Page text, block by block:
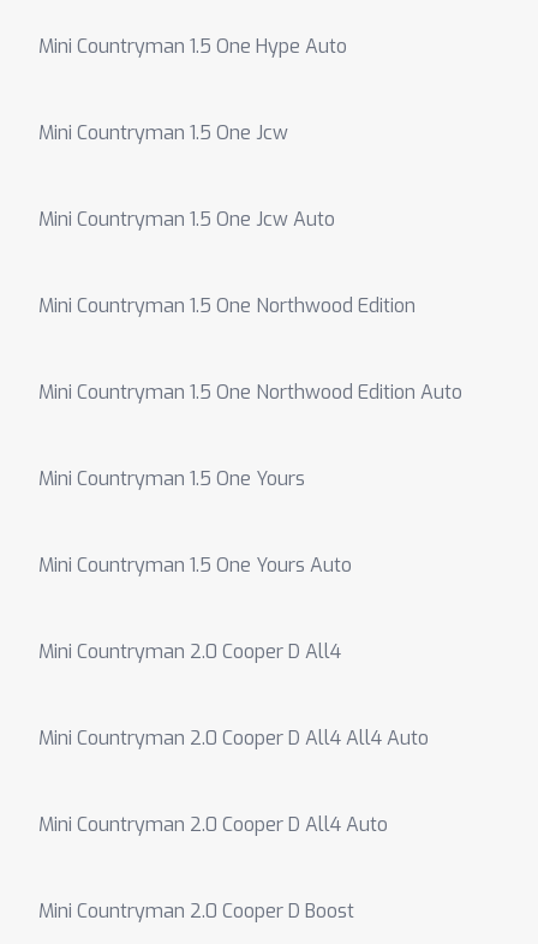
Mini Countryman 1.5 One Hype Auto
Mini Countryman 1.5 One Jcw
Mini Countryman 1.5 One Jcw Auto
Mini Countryman 1.5 One Northwood Edition
Mini Countryman 1.5 One Northwood Edition Auto
Mini Countryman 1.5 One Yours
Mini Countryman 1.5 One Yours Auto
Mini Countryman 2.0 Cooper D All4
Mini Countryman 2.0 Cooper D All4 All4 Auto
Mini Countryman 2.0 Cooper D All4 Auto
Mini Countryman 2.0 Cooper D Boost